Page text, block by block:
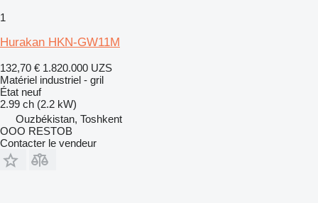
1
Hurakan HKN-GW11M
132,70 € 1.820.000 UZS
Matériel industriel - gril
État neuf
2.99 ch (2.2 kW)
Ouzbékistan, Toshkent
OOO RESTOB
Contacter le vendeur